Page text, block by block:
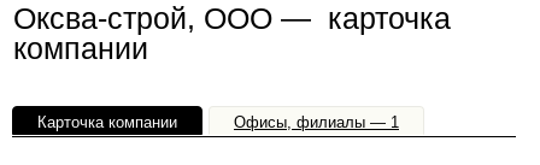
Оксва-строй, ООО — карточка
компании
Карточка компании Офисы, филиалы — 1